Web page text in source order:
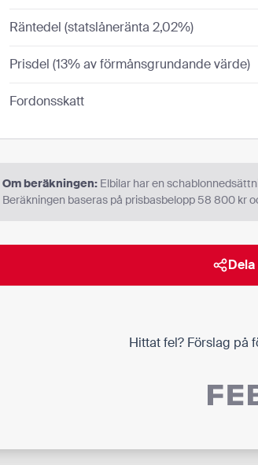
Räntedel (statslåneränta 2,02%)
Prisdel (13% av förmånsgrundande värde)
Fordonsskatt
Om beräkningen: Elbilar har en
Beräkningen baseras på prisbasbelopp 58 800 kr
Hittat fel? Förslag på